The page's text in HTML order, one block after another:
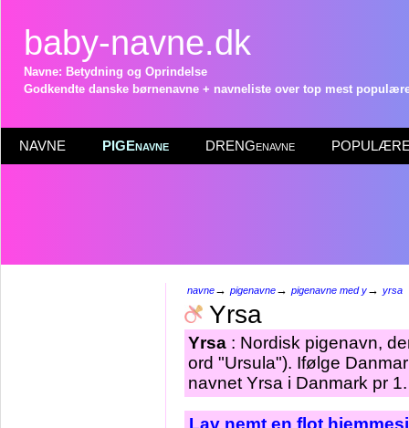
baby-navne.dk
Navne: Betydning og Oprindelse
Godkendte danske børnenavne + navneliste over top mest
NAVNE PIGEnavne DRENGenavne POPULÆRE
navne→ pigenavne→ pigenavne med y→ yrsa
Yrsa
Yrsa : Nordisk pigenavn,
ord "Ursula"). Ifølge
navnet Yrsa i Danmark pr
Lav nemt en flot